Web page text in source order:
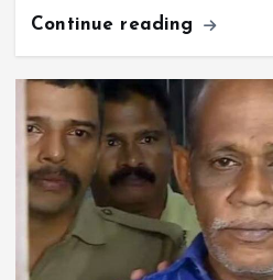
Continue reading